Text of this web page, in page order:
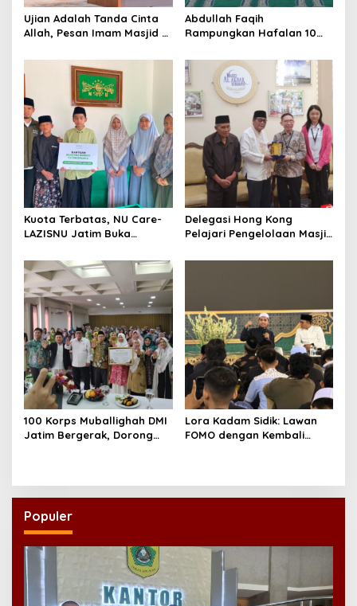
Ujian Adalah Tanda Cinta
Allah, Pesan Imam Masjid Al
Abdullah Faqih
Rampungkan Hafalan 10
Tahfidz
Kuota Terbatas, NU Care-
LAZISNU Jatim Buka
Delegasi Hong Kong
Pelajari Pengelolaan Masjid
100 Korps Muballighah DMI
Jatim Bergerak, Dorong
Lora Kadam Sidik: Lawan
FOMO dengan Kembali
Populer